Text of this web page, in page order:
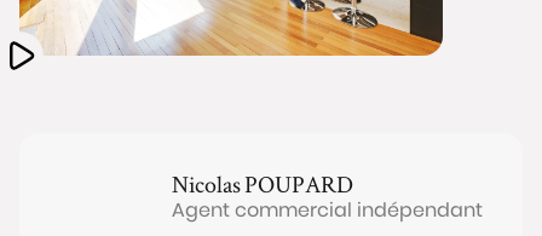
NicolasPOUPARD
Agent commercial indépendant